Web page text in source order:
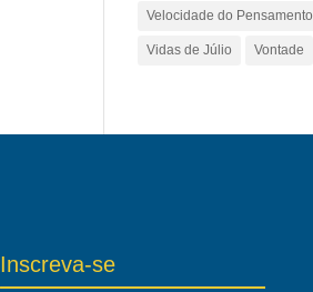
Velocidade do Pensamento
Vidas de Júlio Vontade
Inscreva-se